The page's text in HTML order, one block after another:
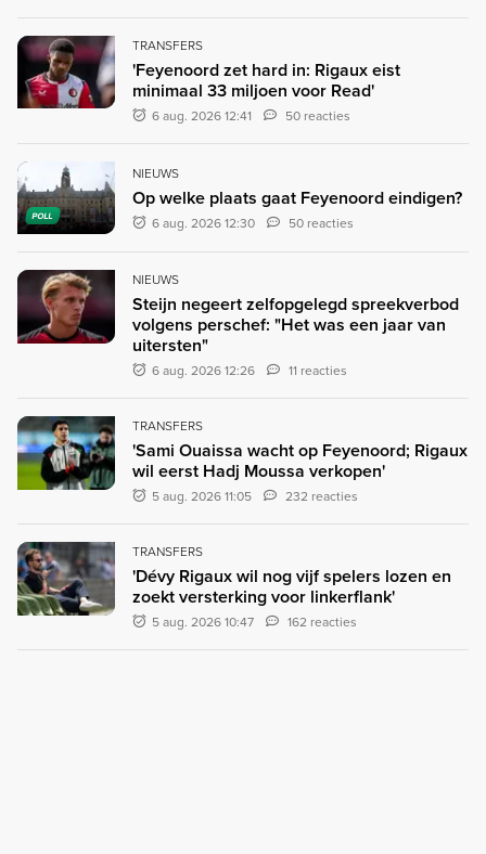
TRANSFERS
'Feyenoord zet hard in: Rigaux eist
minimaal 33 miljoen voor Read'
6 aug. 2026 12:41 50 reacties
POLL
NIEUWS
Op welke plaats gaat Feyenoord eindigen?
6 aug. 2026 12:30 50 reacties
NIEUWS
Steijn negeert zelfopgelegd spreekverbod
volgens perschef: "Het was een jaar van
uitersten"
6 aug. 2026 12:26 11 reacties
TRANSFERS
'Sami Ouaissa wacht op Feyenoord; Rigaux
wil eerst Hadj Moussa verkopen'
5 aug. 2026 11:05 232 reacties
TRANSFERS
'Dévy Rigaux wil nog vijf spelers lozen en
zoekt versterking voor linkerflank'
5 aug. 2026 10:47 162 reacties